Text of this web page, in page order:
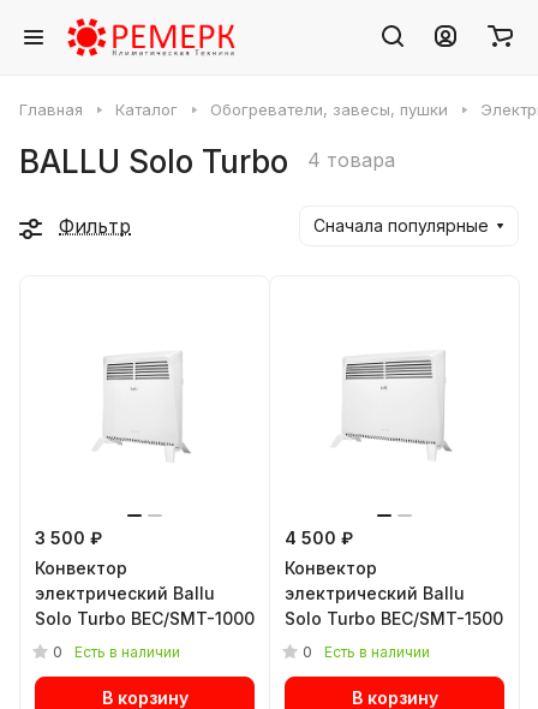
Главная Каталог Обогреватели, завесы, пушки
BALLU Solo Turbo 4 товара
Фильтр Сначала популярные
3 500 ₽
Конвектор
электрический Ballu
Solo Turbo BEC/SMT-1000
0 Есть в наличии
В корзину
4 500 ₽
Конвектор
электрический Ballu
Solo Turbo BEC/SMT-1500
0 Есть в наличии
В корзину